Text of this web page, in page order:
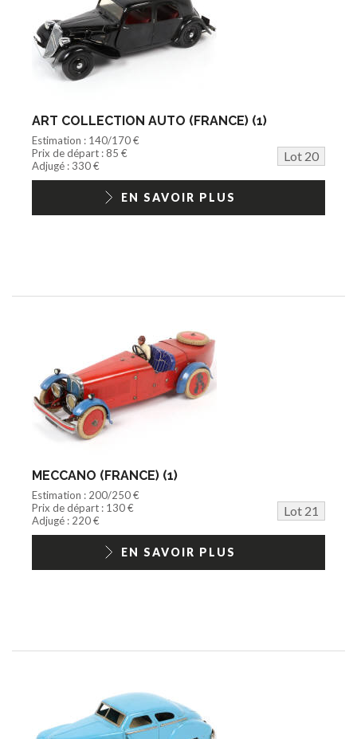
ART COLLECTION AUTO (FRANCE) (1)
Estimation : 140/170 €
Prix de départ : 85 €
Lot 20
Adjugé : 330 €
EN SAVOIR PLUS
MECCANO (FRANCE) (1)
Estimation : 200/250 €
Prix de départ : 130 €
Lot 21
Adjugé : 220 €
EN SAVOIR PLUS